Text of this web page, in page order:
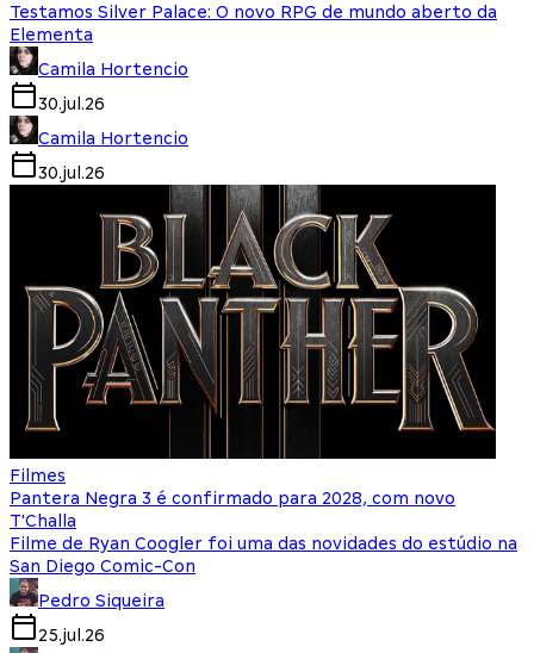
Testamos Silver Palace: O novo RPG de mundo aberto da
Elementa
Camila Hortencio
30.jul.26
Camila Hortencio
30.jul.26
Filmes
Pantera Negra 3 é confirmado para 2028, com novo
T'Challa
Filme de Ryan Coogler foi uma das novidades do estúdio na
San Diego Comic-Con
Pedro Siqueira
25.jul.26